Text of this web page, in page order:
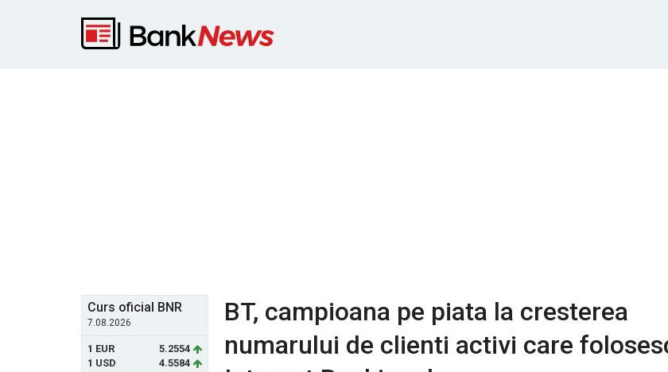
Curs oficial BNR
7.08.2026
1 EUR
5.2554
1 USD
4.5584
BT, campioana pe piata la cresterea
numarului de clienti activi care